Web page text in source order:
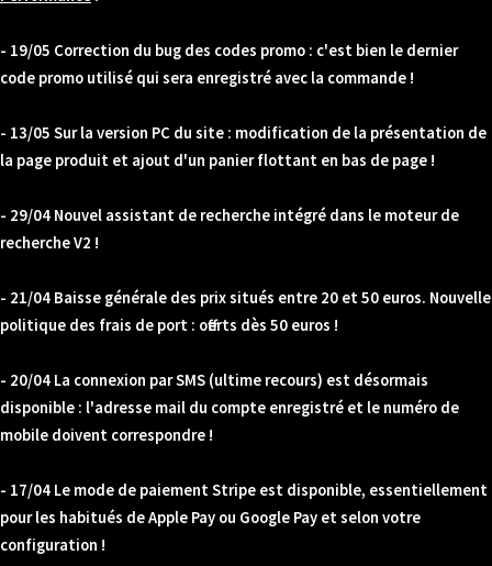
- 19/05 Correction du bug des codes promo : c'est bien le dernier
code promo utilisé qui sera enregistré avec la commande !
- 13/05 Sur la version PC du site : modification de la présentation de
la page produit et ajout d'un panier flottant en bas de page !
- 29/04 Nouvel assistant de recherche intégré dans le moteur de
recherche V2 !
- 21/04 Baisse générale des prix situés entre 20 et 50 euros. Nouvelle
politique des frais de port : offerts dès 50 euros !
- 20/04 La connexion par SMS (ultime recours) est désormais
disponible : l'adresse mail du compte enregistré et le numéro de
mobile doivent correspondre !
- 17/04 Le mode de paiement Stripe est disponible, essentiellement
pour les habitués de Apple Pay ou Google Pay et selon votre
configuration !